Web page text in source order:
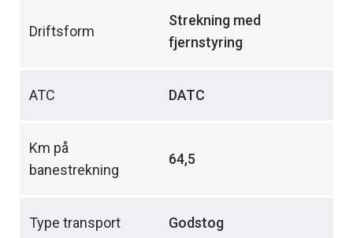
Driftsform
Strekning med
fjernstyring
ATC DATC
Km på
banestrekning
64,5
Type transport Godstog